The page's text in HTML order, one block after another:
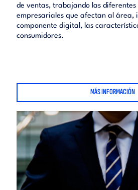
de ventas, trabajando las
empresariales que afectan al área,
componente digital, las
consumidores.
MÁS INFORMACIÓN